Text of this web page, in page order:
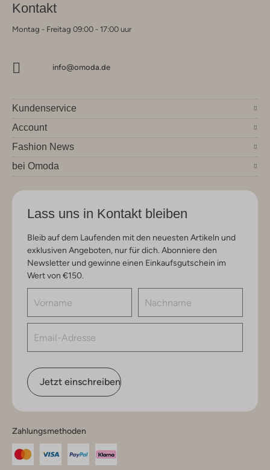
Kontakt
Montag - Freitag 09:00 - 17:00 uur
info@omoda.de
Kundenservice
Account
Fashion News
bei Omoda
Lass uns in Kontakt bleiben
Bleib auf dem Laufenden mit den neuesten Artikeln und
exklusiven Angeboten, nur für dich. Abonniere den
Newsletter und gewinne einen Einkaufsgutschein im
Wert von €150.
Jetzt einschreiben
Zahlungsmethoden